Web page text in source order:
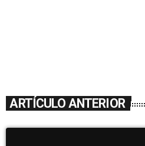
ARTÍCULO ANTERIOR